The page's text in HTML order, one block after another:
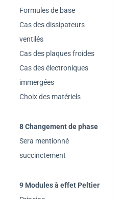
Formules de base
Cas des dissipateurs
ventilés
Cas des plaques froides
Cas des électroniques
immergées
Choix des matériels
8 Changement de phase
Sera mentionné
succinctement
9 Modules à effet Peltier